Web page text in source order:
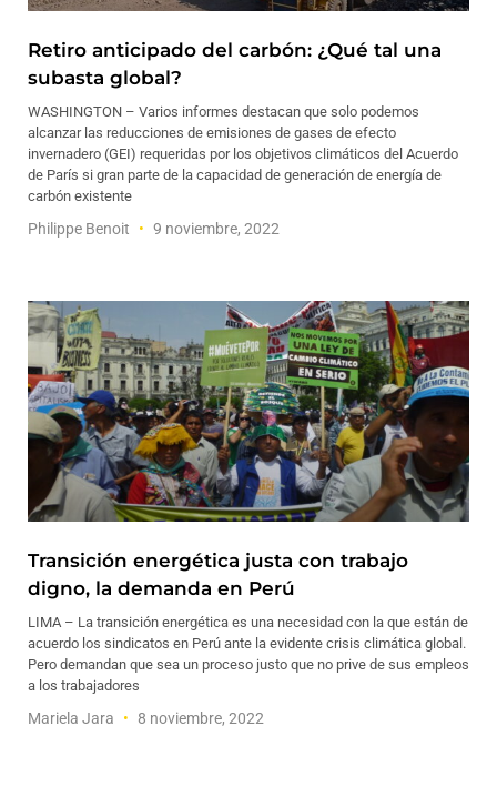
Retiro anticipado del carbón: ¿Qué tal una
subasta global?
WASHINGTON – Varios informes destacan que solo podemos
alcanzar las reducciones de emisiones de gases de efecto
invernadero (GEI) requeridas por los objetivos climáticos del Acuerdo
de París si gran parte de la capacidad de generación de energía de
carbón existente
Philippe Benoit 9 noviembre, 2022
Transición energética justa con trabajo
digno, la demanda en Perú
LIMA – La transición energética es una necesidad con la que están de
acuerdo los sindicatos en Perú ante la evidente crisis climática global.
Pero demandan que sea un proceso justo que no prive de sus empleos
a los trabajadores
Mariela Jara 8 noviembre, 2022